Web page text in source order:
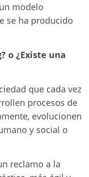
modelo
se ha producido
o ¿Existe una
que cada vez
procesos de
evolucionen
y social o
reclamo a la